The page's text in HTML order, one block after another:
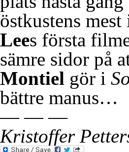
östkustens
Lees första
sämre sidor på
Montiel gör i
bättre manus…
— — —
Kristoffer